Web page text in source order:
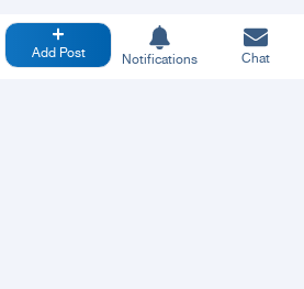
Add Post Notifications Chat